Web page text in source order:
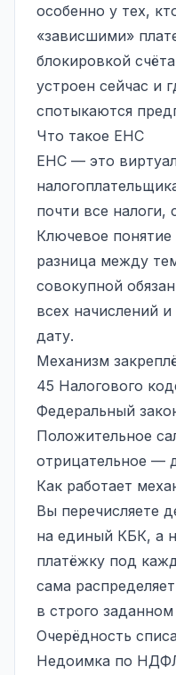
особенно у тех,
«зависшими»
блокировкой
устроен сейчас и
спотыкаются
Что такое ЕНС
ЕНС — это
почти все налоги,
Ключевое
разница между
совокупной
всех начислений
дату.
Механизм
45 Налогового
Федеральный
Положительное
отрицательное —
Как работает
Вы перечисляете
на единый КБК, а
платёжку под
сама
в строго
Очерёдность
Недоимка по